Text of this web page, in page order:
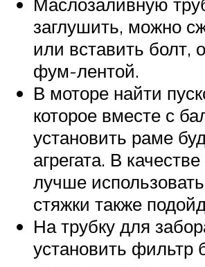
заглушить, можно
или вставить болт,
фум-лентой.
В моторе найти
которое вместе с
установить раме
агрегата. В
лучше
стяжки также
На трубку для
установить фильтр